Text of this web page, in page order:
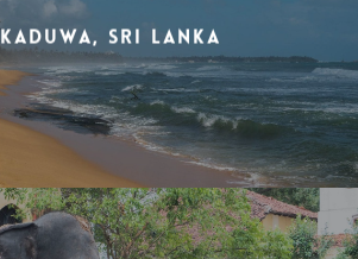
Sri Lanka